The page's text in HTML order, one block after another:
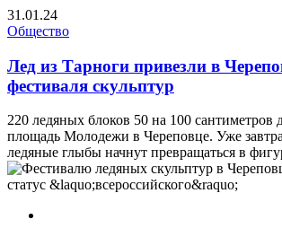
31.01.24
Общество
Лед из Тарноги привезли в
фестиваля скульптур
220 ледяных блоков 50 на 100 сантиметров
площадь Молодежи в Череповце. Уже
ледяные глыбы начнут превращаться в